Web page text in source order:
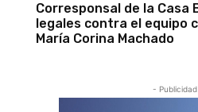
Corresponsal de la Casa
legales contra el equipo
María Corina Machado
-